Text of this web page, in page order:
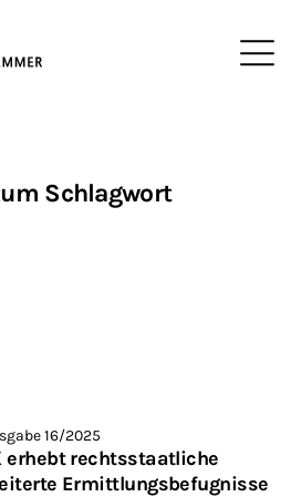
Schlagwort
16/2025
erhebt rechtsstaatliche
Ermittlungsbefugnisse